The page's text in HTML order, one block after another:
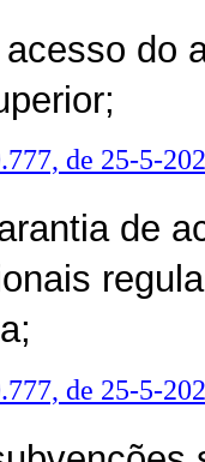
do
de 25-5-
de
de 25-5-